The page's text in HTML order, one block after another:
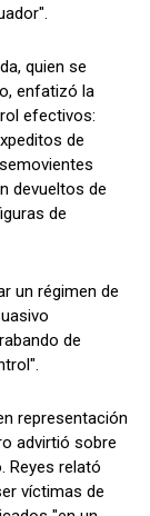
quien se
enfatizó la
efectivos:
de
devueltos de
de
un régimen de
de
representación
advirtió sobre
Reyes relató
víctimas de